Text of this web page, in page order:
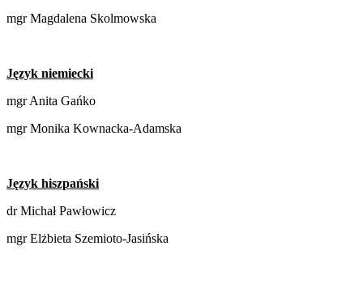
mgr Magdalena Skolmowska
Język niemiecki
mgr Anita Gańko
mgr Monika Kownacka-Adamska
Język hiszpański
dr Michał Pawłowicz
mgr Elżbieta Szemioto-Jasińska